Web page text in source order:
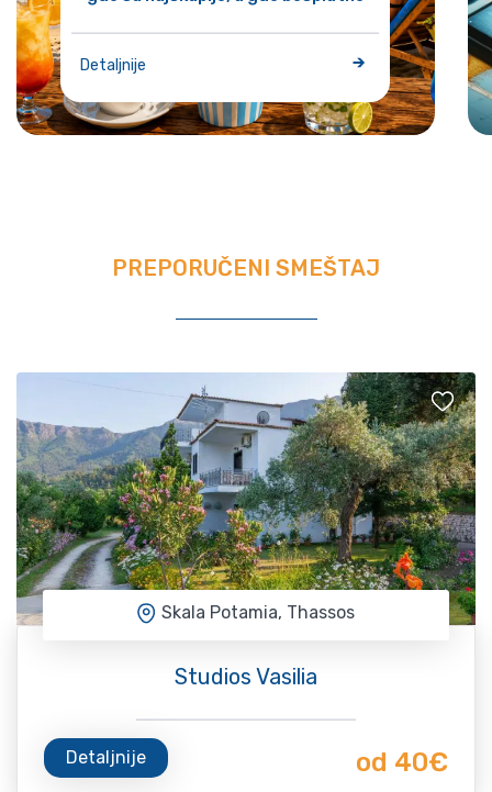
Detaljnije
PREPORUČENI SMEŠTAJ
Skala Potamia, Thassos
Studios Vasilia
Detaljnije od 40€